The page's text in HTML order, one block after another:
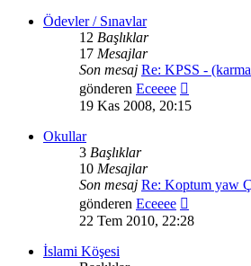
Ödevler / Sınavlar
12 Başlıklar
17 Mesajlar
Son mesaj Re: KPSS -
gönderen Eceeee
mesajı
19 Kas 2008, 20:15
Okullar
3 Başlıklar
10 Mesajlar
Son mesaj Re: Koptum yaw
gönderen Eceeee
mesajı
22 Tem 2010, 22:28
İslami Köşesi